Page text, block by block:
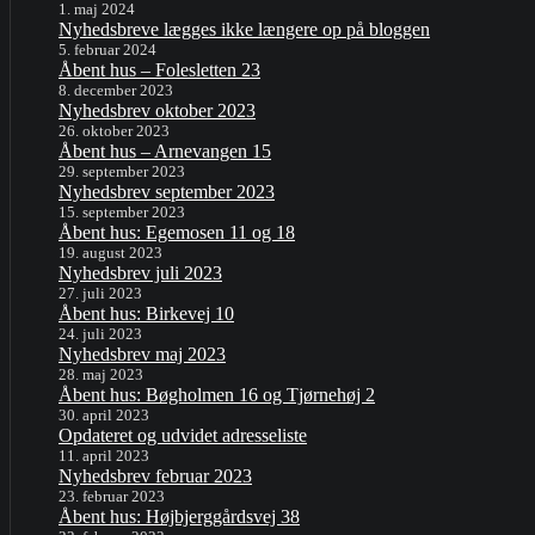
1. maj 2024
Nyhedsbreve lægges ikke længere op på bloggen
5. februar 2024
Åbent hus – Folesletten 23
8. december 2023
Nyhedsbrev oktober 2023
26. oktober 2023
Åbent hus – Arnevangen 15
29. september 2023
Nyhedsbrev september 2023
15. september 2023
Åbent hus: Egemosen 11 og 18
19. august 2023
Nyhedsbrev juli 2023
27. juli 2023
Åbent hus: Birkevej 10
24. juli 2023
Nyhedsbrev maj 2023
28. maj 2023
Åbent hus: Bøgholmen 16 og Tjørnehøj 2
30. april 2023
Opdateret og udvidet adresseliste
11. april 2023
Nyhedsbrev februar 2023
23. februar 2023
Åbent hus: Højbjerggårdsvej 38